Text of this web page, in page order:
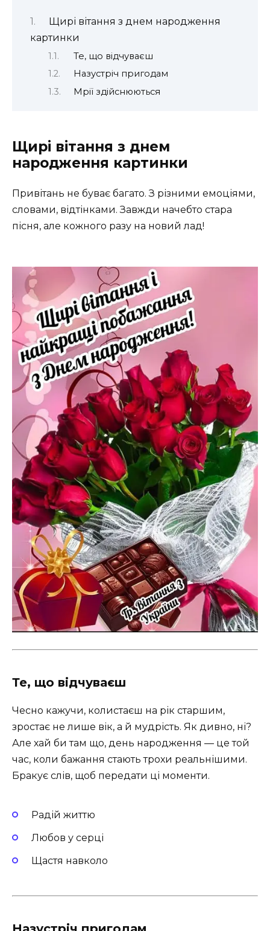
Щирі вітання з днем народження
картинки
Те, що відчуваєш
Назустріч пригодам
Мрії здійснюються
Щирі вітання з днем
народження картинки
Привітань не буває багато. З різними емоціями,
словами, відтінками. Завжди начебто стара
пісня, але кожного разу на новий лад!
Те, що відчуваєш
Чесно кажучи, колистаєш на рік старшим,
зростає не лише вік, а й мудрість. Як дивно, ні?
Але хай би там що, день народження — це той
час, коли бажання стають трохи реальнішими.
Бракує слів, щоб передати ці моменти.
Радій життю
Любов у серці
Щастя навколо